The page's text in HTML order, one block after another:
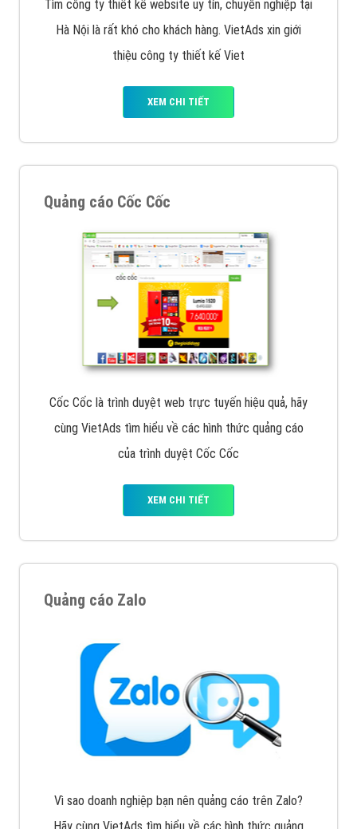
XEM CHI TIẾT
Công ty SEO Website
VietAds với đội ngũ SEOer giàu kinh nghiệm được đào
tạo bài bản tại các trung tâm SEO lớn như: Litado,
Inet, Vietmoz, Vinalink
XEM CHI TIẾT
Quảng cáo Youtube
VietAds với đội ngũ chuyên viên tư ấn am hiểu về
chiến dịch quảng cáo Youtube sẽ tư vấn bạn giải pháp
tối ưu, hiệu quả nhất
XEM CHI TIẾT